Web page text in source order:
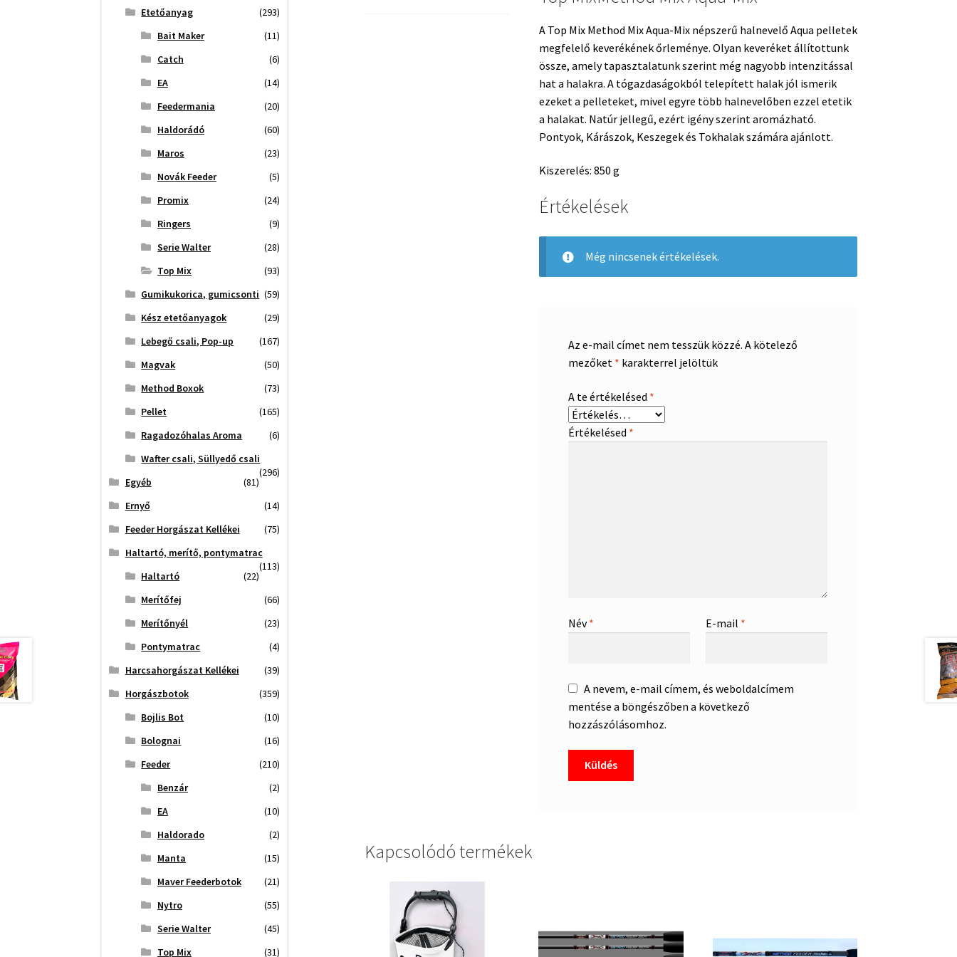
A Top Mix Method Mix Aqua-Mix népszerű halnevelő Aqua pelletek
megfelelő keverékének őrleménye. Olyan keveréket állítottunk
össze, amely tapasztalatunk szerint még nagyobb intenzitással
hat a halakra. A tógazdaságokból telepített halak jól ismerik
ezeket a pelleteket, mivel egyre több halnevelőben ezzel etetik
a halakat. Natúr jellegű, ezért igény szerint aromázható.
Pontyok, Kárászok, Keszegek és Tokhalak számára ajánlott.
Kiszerelés: 850 g
Értékelések
Még nincsenek értékelések.
Az e-mail címet nem tesszük közzé. A kötelező
mezőket * karakterrel jelöltük
A te értékelésed *
Értékelésed *
Név* E-mail *
A nevem, e-mail címem, és weboldalcímem
mentése a böngészőben a következő
hozzászólásomhoz.
Kapcsolódó termékek
Etetőanyag
(293)
Bait Maker
(11)
Catch
(6)
EA
(14)
Feedermania
(20)
Haldorádó
(60)
Maros
(23)
Novák Feeder
(5)
Promix
(24)
Ringers
(9)
Serie Walter
(28)
Top Mix
(93)
Gumikukorica, gumicsonti (59)
Kész etetőanyagok
(29)
Lebegő csali, Pop-up
(167)
Magvak
(50)
Method Boxok
(73)
Pellet
(165)
Ragadozóhalas Aroma
(6)
Wafter csali, Süllyedő csali
(296)
Egyéb
(81)
Ernyő
(14)
Feeder Horgászat Kellékei
(75)
Haltartó, merítő, pontymatrac
(113)
Haltartó
(22)
Merítőfej
(66)
Merítőnyél
(23)
Pontymatrac
(4)
Harcsahorgászat Kellékei
(39)
Horgászbotok
(359)
Bojlis Bot
(10)
Bolognai
(16)
Feeder
(210)
Benzár
(2)
EA
(10)
Haldorado
(2)
Manta
(15)
Maver Feederbotok
(21)
Nytro
(55)
Serie Walter
(45)
Top Mix
(31)